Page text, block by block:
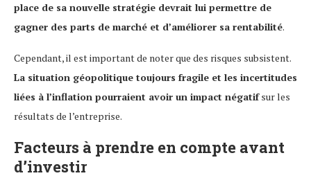
place de sa nouvelle stratégie devrait lui permettre de
gagner des parts de marché et d’améliorer sa rentabilité.
Cependant, il est important de noter que des risques subsistent.
La situation géopolitique toujours fragile et les incertitudes
liées à l’inflation pourraient avoir un impact négatifsur les
résultats de l’entreprise.
Facteurs à prendre en compte avant
d’investir